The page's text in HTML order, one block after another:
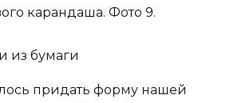
карандаша. Фото 9.
придать форму нашей